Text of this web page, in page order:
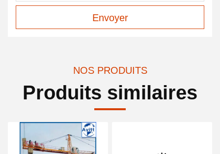
Envoyer
NOS PRODUITS
Produits similaires